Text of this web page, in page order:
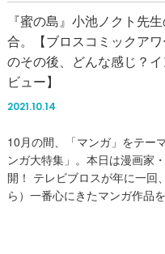
『蜜の島』小池ノクト先
合。【ブロスコミックアワ
のその後、どんな感じ？イ
ビュー】
2021.10.14
10月の間、「マンガ」をテー
ンガ大特集」。本日は漫画家
開！ テレビブロスが年に一回
ら）一番心にきたマンガ作品